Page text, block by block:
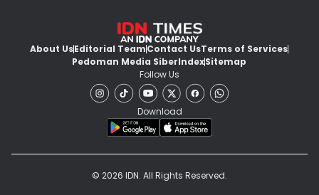
About UsEditorial TeamContact UsTerms of Services
Pedoman Media SiberIndexSitemap
Follow Us
Download
© 2026 IDN. All Rights Reserved.